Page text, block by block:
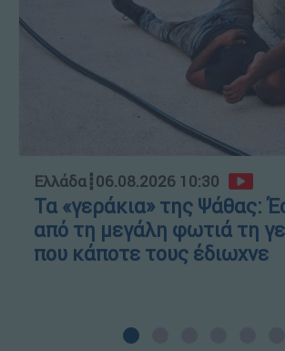
Ελλάδα┋06.08.2026 10:30
Τα «γεράκια» της Ψάθας:
από τη μεγάλη φωτιά τη
που κάποτε τους έδιωχνε